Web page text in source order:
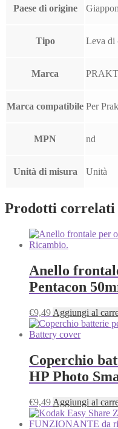
Paese di origine
Tipo Leva di
Marca
Marca compatibile Per
MPN nd
Unità di misura Unità
Prodotti correlati
Anello
Pentacon
€9,49 Aggiungi al
Coperchio
HP Photo
€9,49 Aggiungi al